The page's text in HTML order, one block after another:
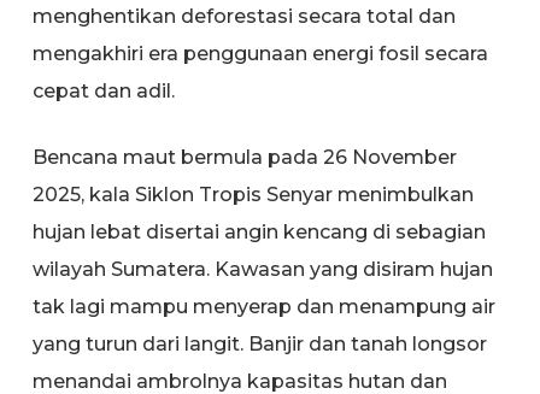
menghentikan deforestasi secara total dan
mengakhiri era penggunaan energi fosil secara
cepat dan adil.
Bencana maut bermula pada 26 November
2025, kala Siklon Tropis Senyar menimbulkan
hujan lebat disertai angin kencang di sebagian
wilayah Sumatera. Kawasan yang disiram hujan
tak lagi mampu menyerap dan menampung air
yang turun dari langit. Banjir dan tanah longsor
menandai ambrolnya kapasitas hutan dan